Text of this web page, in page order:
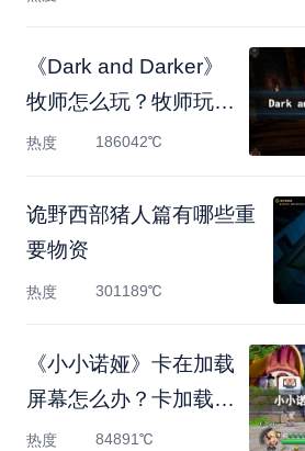
《Dark and Darker》
牧师怎么玩？牧师玩法
技巧分享
热度 186042℃
诡野西部猪人篇有哪些重
要物资
热度 301189℃
《小小诺娅》卡在加载
屏幕怎么办？卡加载屏
幕
热度 84891℃